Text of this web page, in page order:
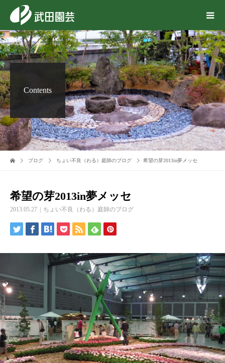
Contents
ブログ ちょい不良（わる）庭師のブログ 希望の芽2013in夢メッセ
希望の芽2013in夢メッセ
2013.05.27 ちょい不良（わる）庭師のブログ